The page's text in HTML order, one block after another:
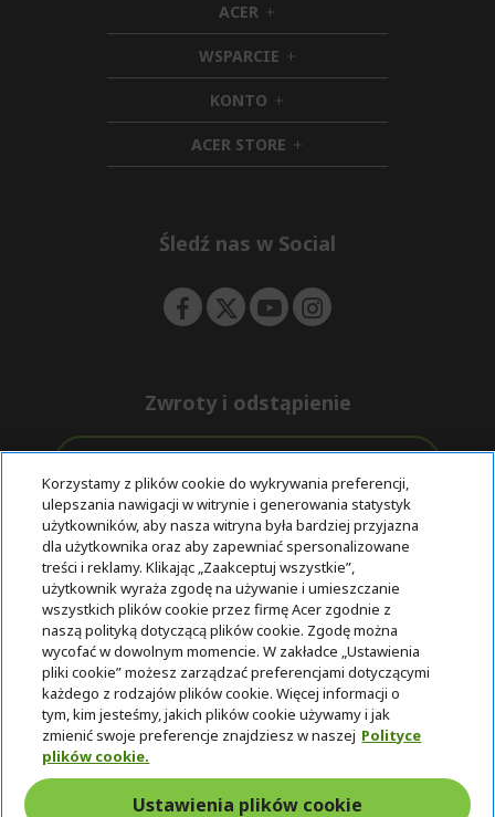
ACER h
i
d
d
e
n
WSPARCIE h
i
d
e
n
KONTO h
i
d
d
ACER STORE h
i
e
Śledź nas w Social
Zwroty i odstąpienie
Darmowa
ekspresowa
dostawa
Wsparcie
przed i po
zakupie
Bezpieczne
płatności
© 2025 Acer Inc.
Firma CPYou BV jest autoryzowanym sprzedawcą produktów i
usług oferowanych w tym sklepie.
Polska
Korzystamy z plików cookie do wykrywania preferencji,
ulepszania nawigacji w witrynie i generowania statystyk
użytkowników, aby nasza witryna była bardziej przyjazna
dla użytkownika oraz aby zapewniać spersonalizowane
treści i reklamy. Klikając „Zaakceptuj wszystkie”,
użytkownik wyraża zgodę na używanie i umieszczanie
wszystkich plików cookie przez firmę Acer zgodnie z
naszą polityką dotyczącą plików cookie. Zgodę można
wycofać w dowolnym momencie. W zakładce „Ustawienia
pliki cookie” możesz zarządzać preferencjami dotyczącymi
każdego z rodzajów plików cookie. Więcej informacji o
tym, kim jesteśmy, jakich plików cookie używamy i jak
zmienić swoje preferencje znajdziesz w naszej Polityce
plików cookie.
Ustawienia plików cookie